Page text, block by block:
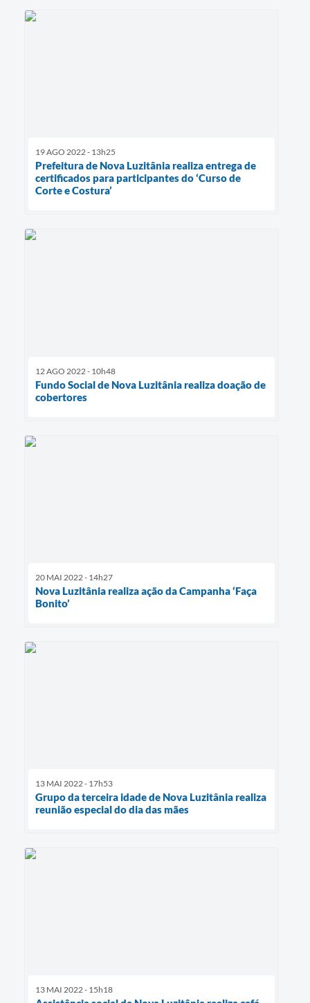
19 AGO 2022 - 13h25
Prefeitura de Nova Luzitânia realiza entrega de
certificados para participantes do ‘Curso de
Corte e Costura’
12 AGO 2022 - 10h48
Fundo Social de Nova Luzitânia realiza doação de
cobertores
20 MAI 2022 - 14h27
Nova Luzitânia realiza ação da Campanha ‘Faça
Bonito’
13 MAI 2022 - 17h53
Grupo da terceira idade de Nova Luzitânia realiza
reunião especial do dia das mães
13 MAI 2022 - 15h18